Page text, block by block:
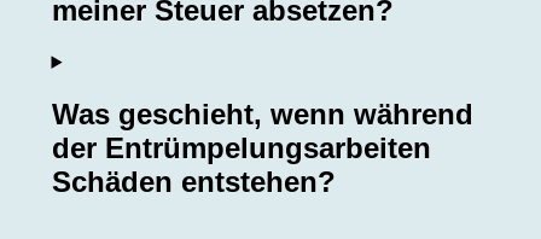
meiner Steuer absetzen?
Was geschieht, wenn während
der Entrümpelungsarbeiten
Schäden entstehen?